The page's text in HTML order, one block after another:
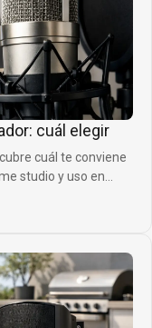
cuál elegir
cuál te conviene
studio y uso en